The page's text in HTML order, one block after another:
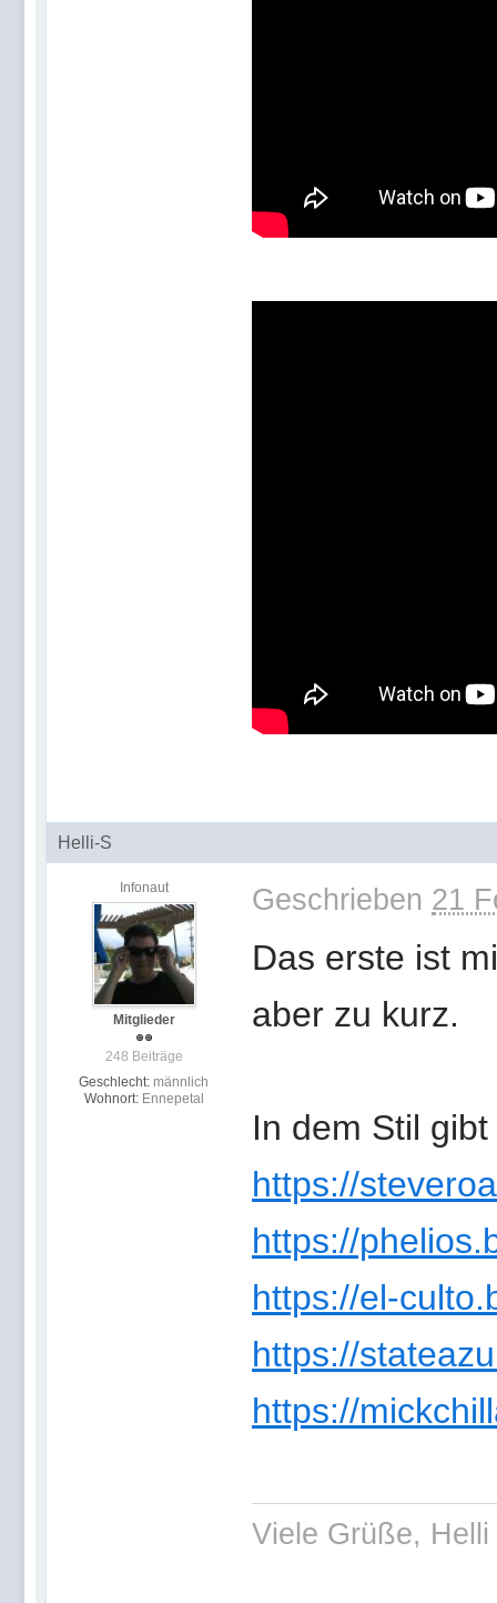
Helli-S
Infonaut
Mitglieder
248 Beiträge
Geschlecht: männlich
Wohnort: Ennepetal
Geschrieben 21
Das erste ist
aber zu kurz.
In dem Stil
https://
https://
https://el-
https://
https://
Viele Grüße, Helli